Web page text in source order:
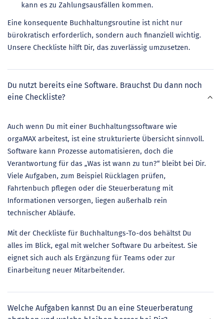
kann es zu Zahlungsausfällen kommen.
Eine konsequente Buchhaltungsroutine ist nicht nur
bürokratisch erforderlich, sondern auch finanziell wichtig.
Unsere Checkliste hilft Dir, das zuverlässig umzusetzen.
Du nutzt bereits eine Software. Brauchst Du dann noch
eine Checkliste?
Auch wenn Du mit einer Buchhaltungssoftware wie
orgaMAX arbeitest, ist eine strukturierte Übersicht sinnvoll.
Software kann Prozesse automatisieren, doch die
Verantwortung für das „Was ist wann zu tun?“ bleibt bei Dir.
Viele Aufgaben, zum Beispiel Rücklagen prüfen,
Fahrtenbuch pflegen oder die Steuerberatung mit
Informationen versorgen, liegen außerhalb rein
technischer Abläufe.
Mit der Checkliste für Buchhaltungs-To-dos behältst Du
alles im Blick, egal mit welcher Software Du arbeitest. Sie
eignet sich auch als Ergänzung für Teams oder zur
Einarbeitung neuer Mitarbeitender.
Welche Aufgaben kannst Du an eine Steuerberatung